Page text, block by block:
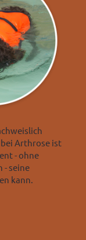
Arthrose ist
- ohne
- seine
kann.